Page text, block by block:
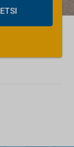
ETSI